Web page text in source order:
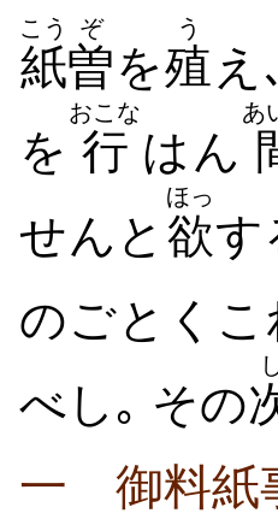
紙
こう
曽
ぞ
を殖
う
え､
を 行
おこな
はん
あ
せんと 欲
ほっ
す
のごとくこ
べし｡ その
一 御料紙